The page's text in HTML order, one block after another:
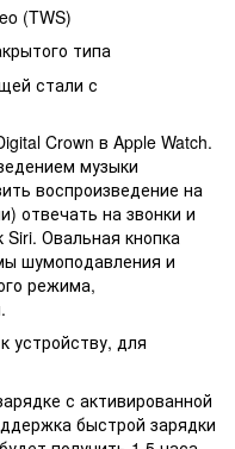
(TWS)
типа
стали с
Crown в Apple Watch.
музыки
воспроизведение на
отвечать на звонки и
Овальная кнопка
шумоподавления и
режима,
устройству, для
с активированной
быстрой зарядки